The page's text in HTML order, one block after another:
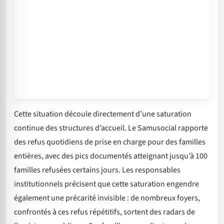
Cette situation découle directement d’une saturation
continue des structures d’accueil. Le Samusocial rapporte
des refus quotidiens de prise en charge pour des familles
entières, avec des pics documentés atteignant jusqu’à 100
familles refusées certains jours. Les responsables
institutionnels précisent que cette saturation engendre
également une précarité invisible : de nombreux foyers,
confrontés à ces refus répétitifs, sortent des radars de